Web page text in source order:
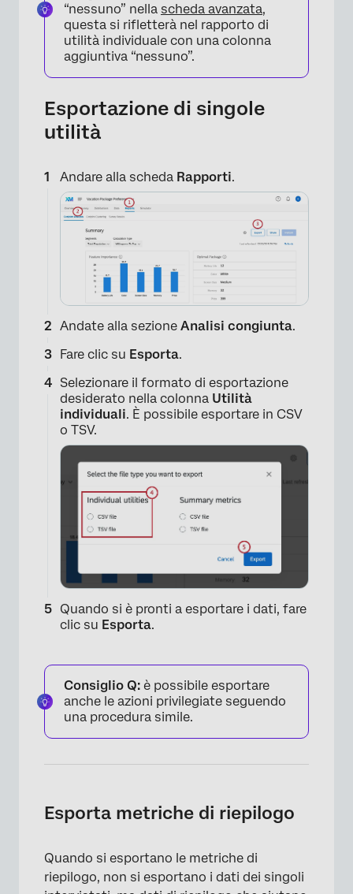
“nessuno” nella scheda avanzata,
questa si rifletterà nel rapporto di
utilità individuale con una colonna
aggiuntiva “nessuno”.
Esportazione di singole
utilità
Andare alla scheda Rapporti.
×
Andate alla sezione Analisi congiunta.
Fare clic su Esporta.
Selezionare il formato di esportazione
desiderato nella colonna Utilità
individuali. È possibile esportare in CSV
o TSV.
Quando si è pronti a esportare i dati, fare
clic su Esporta.
Consiglio Q: è possibile esportare
anche le azioni privilegiate seguendo
una procedura simile.
Esporta metriche di riepilogo
Quando si esportano le metriche di
riepilogo, non si esportano i dati dei singoli